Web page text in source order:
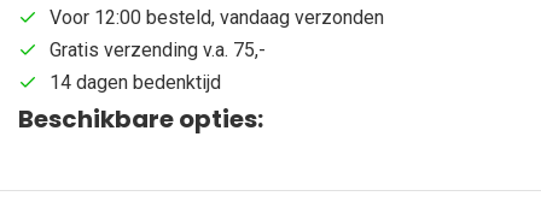
Voor 12:00 besteld, vandaag verzonden
Gratis verzending v.a. 75,-
14 dagen bedenktijd
Beschikbare opties: